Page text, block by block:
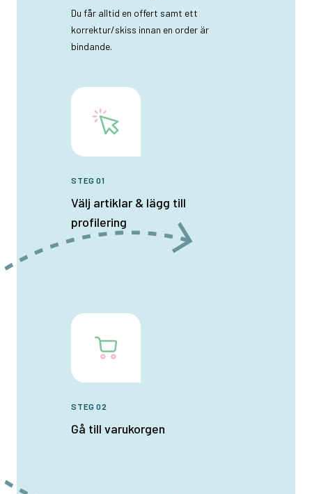
Du får alltid en offert samt ett
korrektur/skiss innan en order är
bindande.
STEG 01
Välj artiklar & lägg till
profilering
STEG 02
Gå till varukorgen